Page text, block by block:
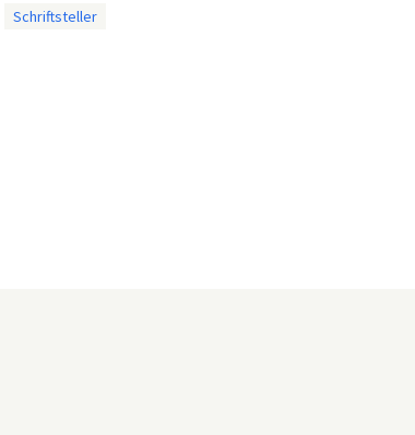
Schriftsteller